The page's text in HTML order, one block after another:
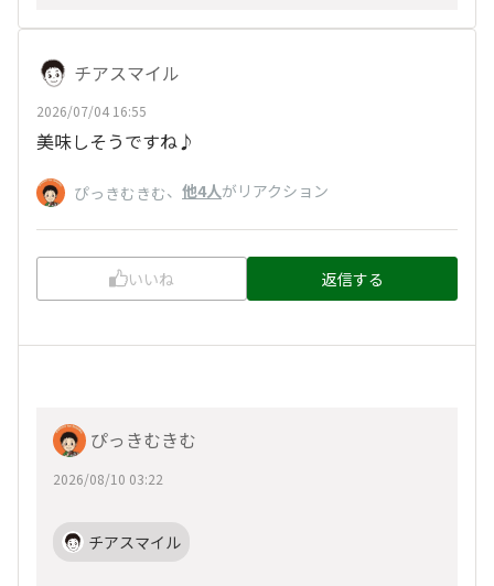
チアスマイル
2026/07/04 16:55
美味しそうですね♪
ぴっきむきむ、 他4人がリアクション
いいね 返信する
ぴっきむきむ
2026/08/10 03:22
チアスマイル